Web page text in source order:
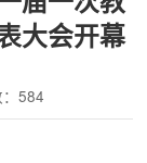
大会开幕
：584